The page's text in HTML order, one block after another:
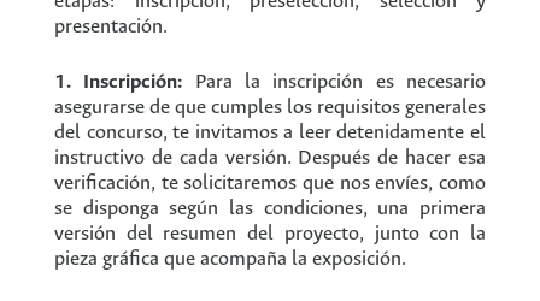
presentación.
1. Inscripción: Para la inscripción es necesario
asegurarse de que cumples los requisitos generales
del concurso, te invitamos a leer detenidamente el
instructivo de cada versión. Después de hacer esa
verificación, te solicitaremos que nos envíes, como
se disponga según las condiciones, una primera
versión del resumen del proyecto, junto con la
pieza gráfica que acompaña la exposición.